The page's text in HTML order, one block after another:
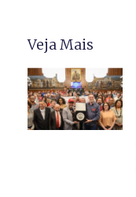
Veja Mais